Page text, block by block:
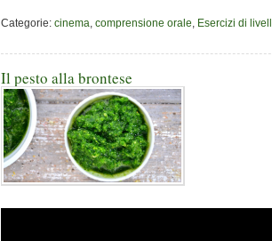
Categorie: cinema, comprensione orale, Esercizi di
Il pesto alla brontese